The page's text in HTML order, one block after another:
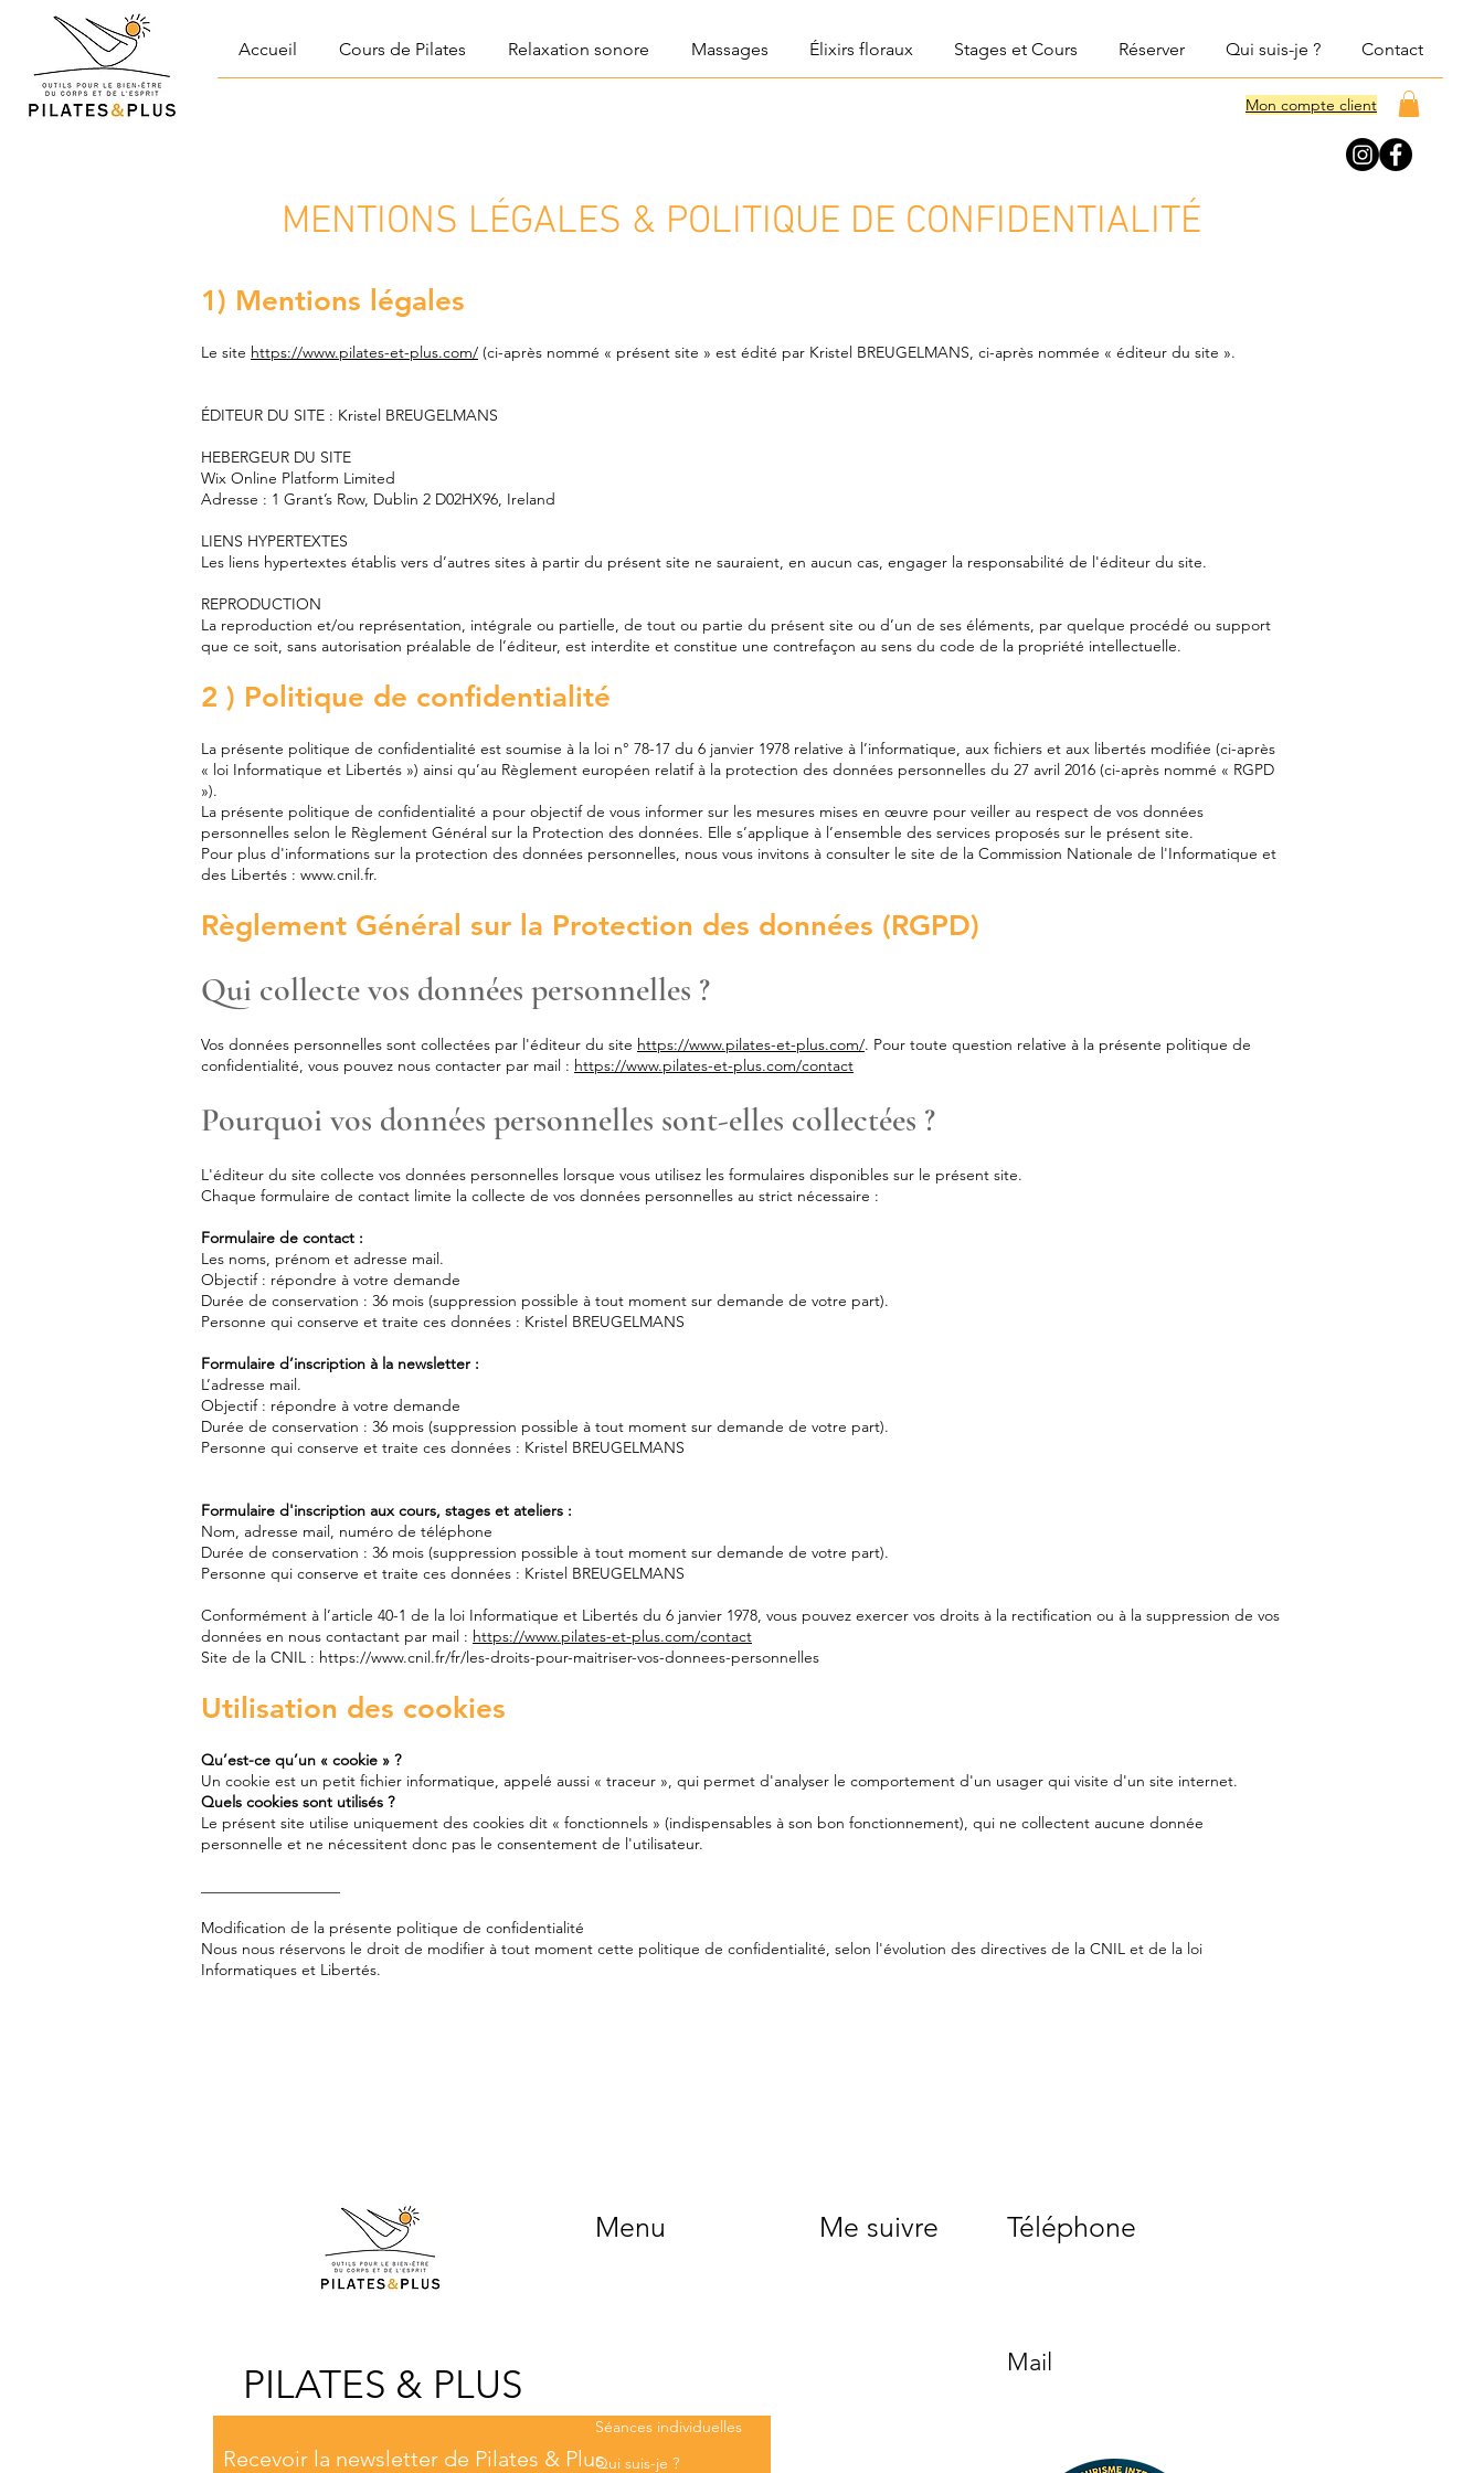
Accueil Cours de Pilates Relaxation sonore Massages Élixirs floraux Stages et Cours Réserver Qui suis-je ? Contact
Mon compte client
MENTIONS LÉGALES & POLITIQUE DE CONFIDENTIALITÉ
1) Mentions légales
Le site https://www.pilates-et-plus.com/ (ci-après nommé « présent site » est édité par Kristel BREUGELMANS, ci-après nommée « éditeur du site ».
ÉDITEUR DU SITE : Kristel BREUGELMANS
HEBERGEUR DU SITE
Wix Online Platform Limited
Adresse : 1 Grant’s Row, Dublin 2 D02HX96, Ireland
LIENS HYPERTEXTES
Les liens hypertextes établis vers d’autres sites à partir du présent site ne sauraient, en aucun cas, engager la responsabilité de l'éditeur du site.
REPRODUCTION
La reproduction et/ou représentation, intégrale ou partielle, de tout ou partie du présent site ou d’un de ses éléments, par quelque procédé ou support
que ce soit, sans autorisation préalable de l’éditeur, est interdite et constitue une contrefaçon au sens du code de la propriété intellectuelle.
2 ) Politique de confidentialité
La présente politique de confidentialité est soumise à la loi n° 78-17 du 6 janvier 1978 relative à l’informatique, aux fichiers et aux libertés modifiée (ci-après
« loi Informatique et Libertés ») ainsi qu’au Règlement européen relatif à la protection des données personnelles du 27 avril 2016 (ci-après nommé « RGPD
»).
La présente politique de confidentialité a pour objectif de vous informer sur les mesures mises en œuvre pour veiller au respect de vos données
personnelles selon le Règlement Général sur la Protection des données. Elle s’applique à l’ensemble des services proposés sur le présent site.
Pour plus d'informations sur la protection des données personnelles, nous vous invitons à consulter le site de la Commission Nationale de l'Informatique et
des Libertés : www.cnil.fr.
Règlement Général sur la Protection des données (RGPD)
Qui collecte vos données personnelles ?
Vos données personnelles sont collectées par l'éditeur du site https://www.pilates-et-plus.com/. Pour toute question relative à la présente politique de
confidentialité, vous pouvez nous contacter par mail : https://www.pilates-et-plus.com/contact
Pourquoi vos données personnelles sont-elles collectées ?
L'éditeur du site collecte vos données personnelles lorsque vous utilisez les formulaires disponibles sur le présent site.
Chaque formulaire de contact limite la collecte de vos données personnelles au strict nécessaire :
Formulaire de contact :
Les noms, prénom et adresse mail.
Objectif : répondre à votre demande
Durée de conservation : 36 mois (suppression possible à tout moment sur demande de votre part).
Personne qui conserve et traite ces données : Kristel BREUGELMANS
Formulaire d’inscription à la newsletter :
L’adresse mail.
Objectif : répondre à votre demande
Durée de conservation : 36 mois (suppression possible à tout moment sur demande de votre part).
Personne qui conserve et traite ces données : Kristel BREUGELMANS
Formulaire d'inscription aux cours, stages et ateliers :
Nom, adresse mail, numéro de téléphone
Durée de conservation : 36 mois (suppression possible à tout moment sur demande de votre part).
Personne qui conserve et traite ces données : Kristel BREUGELMANS
Conformément à l’article 40-1 de la loi Informatique et Libertés du 6 janvier 1978, vous pouvez exercer vos droits à la rectification ou à la suppression de vos
données en nous contactant par mail : https://www.pilates-et-plus.com/contact
Site de la CNIL : https://www.cnil.fr/fr/les-droits-pour-maitriser-vos-donnees-personnelles
Utilisation des cookies
Qu’est-ce qu’un « cookie » ?
Un cookie est un petit fichier informatique, appelé aussi « traceur », qui permet d'analyser le comportement d'un usager qui visite d'un site internet.
Quels cookies sont utilisés ?
Le présent site utilise uniquement des cookies dit « fonctionnels » (indispensables à son bon fonctionnement), qui ne collectent aucune donnée
personnelle et ne nécessitent donc pas le consentement de l'utilisateur.
Modification de la présente politique de confidentialité
Nous nous réservons le droit de modifier à tout moment cette politique de confidentialité, selon l'évolution des directives de la CNIL et de la loi
Informatiques et Libertés.
PILATES & PLUS
Recevoir la newsletter de Pilates & Plus
Menu Me suivre Téléphone
Séances individuelles
Qui suis-je ?
Mail